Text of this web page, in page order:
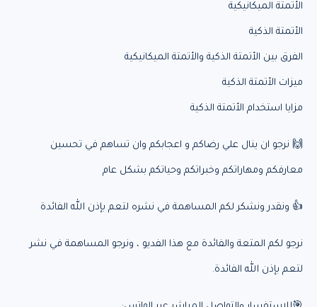
الأتمتة الميكانيكية
الأتمتة الذكية
الفرق بين الأتمتة الذكية والأتمتة الميكانيكية
ميزات الأتمتة الذكية
مزايا استخدام الأتمتة الذكية
🙌 نرجو ان ينال علي رضاكم و اعجابكم وان تساهم في تحسين
معارفكم ومهاراتكم وخبراتكم وحياتكم بشكل عام
👍 ونقدر ونشكر لكم المساهمة في نشره لتعم بإذن الله الفائدة
نرجو لكم المتعة والفائدة مع هذا الفديو ، ونرجو المساهمة في نشر
لتعم بإذن الله الفائدة.